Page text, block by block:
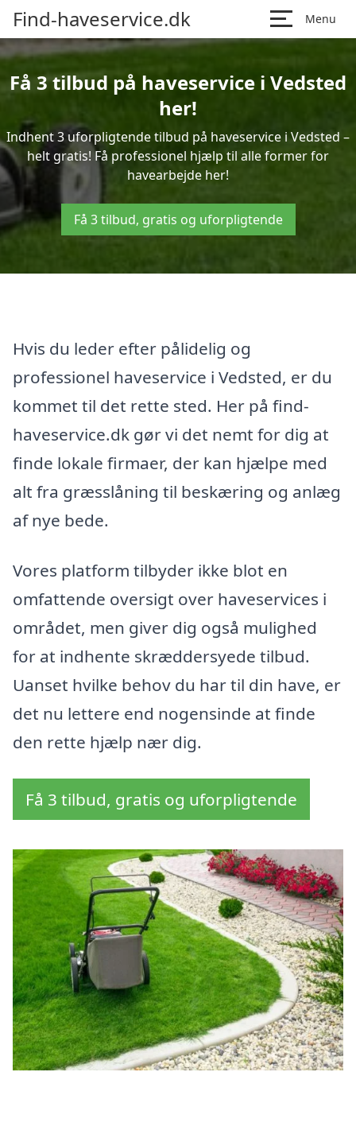
Find-haveservice.dk Menu
Få 3 tilbud på haveservice i Vedsted
her!
Indhent 3 uforpligtende tilbud på haveservice i Vedsted –
helt gratis! Få professionel hjælp til alle former for
havearbejde her!
Få 3 tilbud, gratis og uforpligtende
Hvis du leder efter pålidelig og
professionel haveservice i Vedsted, er du
kommet til det rette sted. Her på find-
haveservice.dk gør vi det nemt for dig at
finde lokale firmaer, der kan hjælpe med
alt fra græsslåning til beskæring og anlæg
af nye bede.
Vores platform tilbyder ikke blot en
omfattende oversigt over haveservices i
området, men giver dig også mulighed
for at indhente skræddersyede tilbud.
Uanset hvilke behov du har til din have, er
det nu lettere end nogensinde at finde
den rette hjælp nær dig.
Få 3 tilbud, gratis og uforpligtende